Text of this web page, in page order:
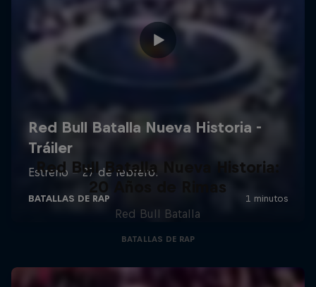
Red Bull Batalla Nueva Historia:
20 Años de Rimas
Red Bull Batalla
BATALLAS DE RAP